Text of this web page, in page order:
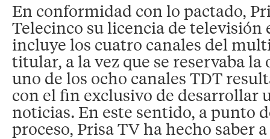
En conformidad con lo pactado,
Telecinco su licencia de televisión
incluye los cuatro canales del
titular, a la vez que se reservaba
uno de los ocho canales TDT
con el fin exclusivo de desarrollar
noticias. En este sentido, a punto
proceso, Prisa TV ha hecho saber